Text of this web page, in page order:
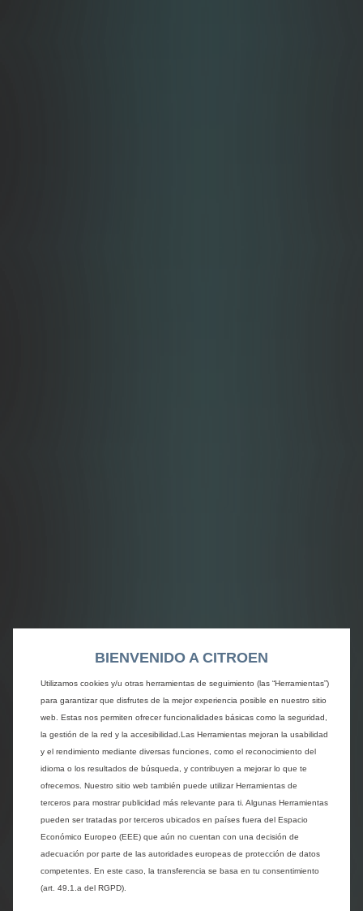
BIENVENIDO A CITROEN
Utilizamos cookies y/u otras herramientas de seguimiento (las “Herramientas”)
para garantizar que disfrutes de la mejor experiencia posible en nuestro sitio
web. Estas nos permiten ofrecer funcionalidades básicas como la seguridad,
la gestión de la red y la accesibilidad.Las Herramientas mejoran la usabilidad
y el rendimiento mediante diversas funciones, como el reconocimiento del
idioma o los resultados de búsqueda, y contribuyen a mejorar lo que te
ofrecemos. Nuestro sitio web también puede utilizar Herramientas de
terceros para mostrar publicidad más relevante para ti. Algunas Herramientas
pueden ser tratadas por terceros ubicados en países fuera del Espacio
Económico Europeo (EEE) que aún no cuentan con una decisión de
adecuación por parte de las autoridades europeas de protección de datos
competentes. En este caso, la transferencia se basa en tu consentimiento
(art. 49.1.a del RGPD).